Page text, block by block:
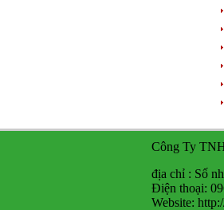
Công Ty
địa chỉ : Số
Điện thoại:
Website: